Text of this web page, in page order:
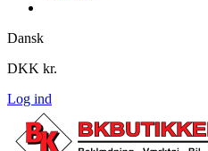
Dansk
DKK kr.
Log ind